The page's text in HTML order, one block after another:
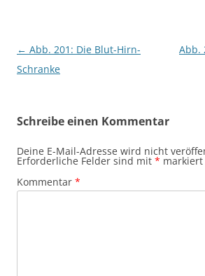
Beitragsnavigation
← Abb. 201: Die Blut-Hirn-
Schranke
Abb.
Schreibe einen Kommentar
Deine E-Mail-Adresse wird nicht
Erforderliche Felder sind mit * markiert
Kommentar *